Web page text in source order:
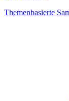
Themenbasierte